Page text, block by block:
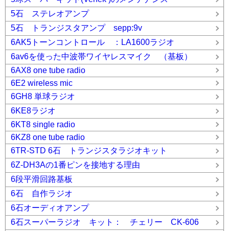
5石 ステレオアンプ
5石 トランジスタアンプ sepp:9v
6AK5トーンコントロール ：LA1600ラジオ
6av6を使った中波帯ワイヤレスマイク （基板）
6AX8 one tube radio
6E2 wireless mic
6GH8 単球ラジオ
6KE8ラジオ
6KT8 single radio
6KZ8 one tube radio
6TR-STD 6石 トランジスタラジオキット
6Z-DH3Aの1番ピンを接地する理由
6段平滑回路基板
6石 自作ラジオ
6石オーディオアンプ
6石スーパーラジオ キット： チェリー CK-606